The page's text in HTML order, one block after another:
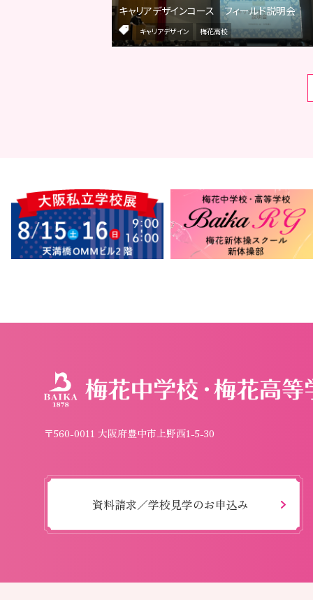
キャリアデザインコース フィールド説明会
キャリアデザイン 梅花高校
〒560-0011 大阪府豊中市上野西1-5-30
資料請求／学校見学のお申込み